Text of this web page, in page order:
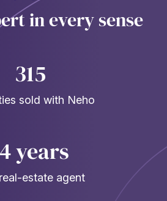
in every sense
315
sold with Neho
years
estate agent